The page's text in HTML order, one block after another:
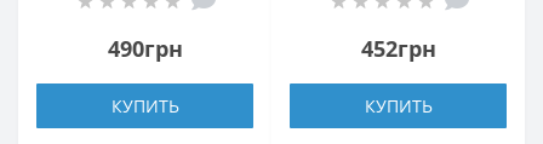
490грн
КУПИТЬ
452грн
КУПИТЬ